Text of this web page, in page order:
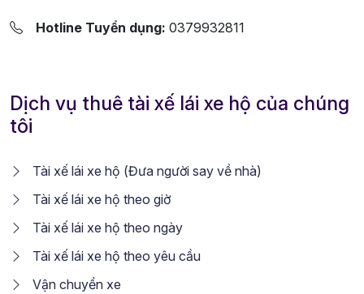
Hotline Tuyển dụng: 0379932811
Dịch vụ thuê tài xế lái xe hộ của chúng
tôi
Tài xế lái xe hộ (Đưa người say về nhà)
Tài xế lái xe hộ theo giờ
Tài xế lái xe hộ theo ngày
Tài xế lái xe hộ theo yêu cầu
Vận chuyển xe